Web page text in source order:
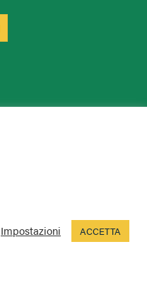
Impostazioni ACCETTA